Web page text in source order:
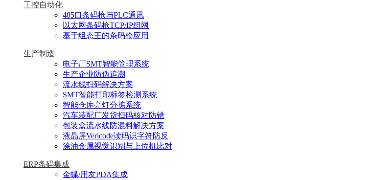
工控自动化
485口条码枪与PLC通讯
以太网条码枪TCP/IP组网
基于组态王的条码枪应用
生产制造
电子厂SMT智能管理系统
生产企业防伪追溯
流水线扫码解决方案
SMT智能打印标签检测系统
智能仓库亮灯分拣系统
汽车装配厂发货扫码核对防错
包装盒流水线防混料解决方案
液晶屏Vericode读码识字符防反
涂油金属视觉识别与上位机比对
ERP条码集成
金蝶/用友PDA集成